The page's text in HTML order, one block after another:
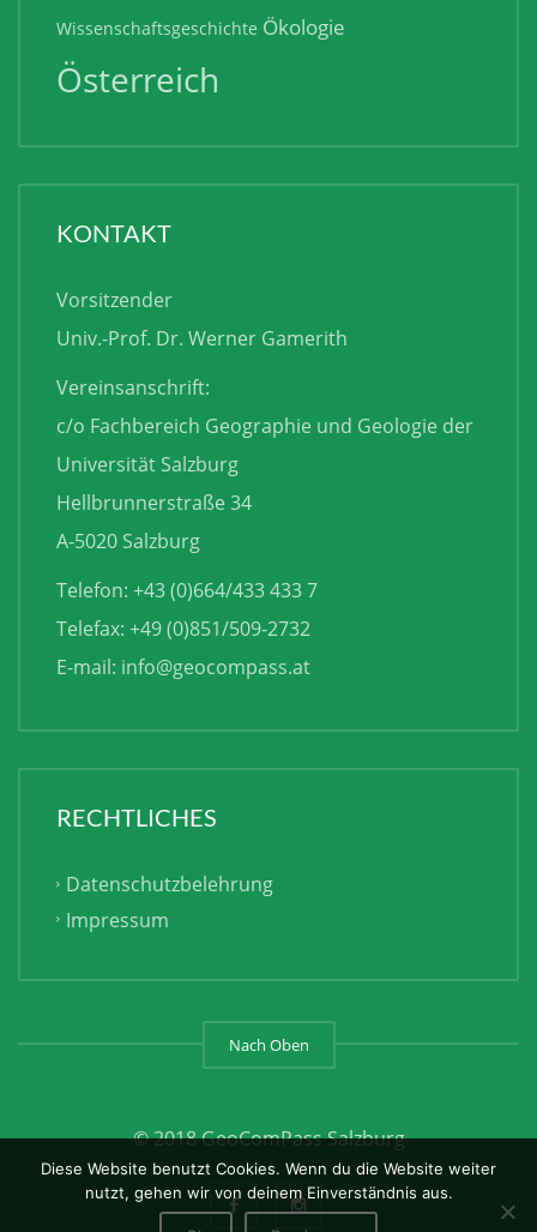
Wissenschaftsgeschichte Ökologie
Österreich
KONTAKT
Vorsitzender
Univ.-Prof. Dr. Werner Gamerith
Vereinsanschrift:
c/o Fachbereich Geographie und Geologie der
Universität Salzburg
Hellbrunnerstraße 34
A-5020 Salzburg
Telefon: +43 (0)664/433 433 7
Telefax: +49 (0)851/509-2732
E-mail: info@geocompass.at
RECHTLICHES
Datenschutzbelehrung
Impressum
Nach Oben
© 2018 GeoComPass Salzburg
Diese Website benutzt Cookies. Wenn du die Website weiter
nutzt, gehen wir von deinem Einverständnis aus.